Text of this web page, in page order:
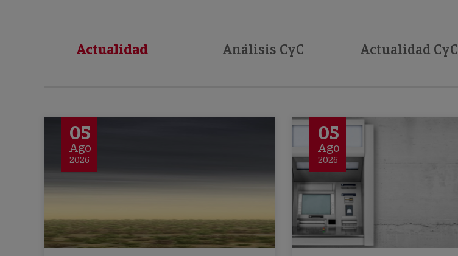
Actualidad Análisis CyC Actualidad CyC
05
Ago
2026
05
Ago
2026